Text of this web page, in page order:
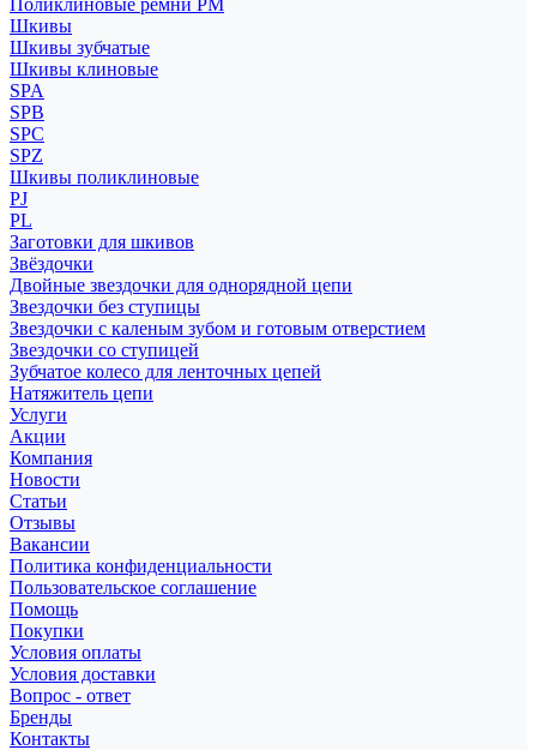
Поликлиновые ремни PM
Шкивы
Шкивы зубчатые
Шкивы клиновые
SPA
SPB
SPC
SPZ
Шкивы поликлиновые
PJ
PL
Заготовки для шкивов
Звёздочки
Двойные звездочки для однорядной цепи
Звездочки без ступицы
Звездочки с каленым зубом и готовым отверстием
Звездочки со ступицей
Зубчатое колесо для ленточных цепей
Натяжитель цепи
Услуги
Акции
Компания
Новости
Статьи
Отзывы
Вакансии
Политика конфиденциальности
Пользовательское соглашение
Помощь
Покупки
Условия оплаты
Условия доставки
Вопрос - ответ
Бренды
Контакты